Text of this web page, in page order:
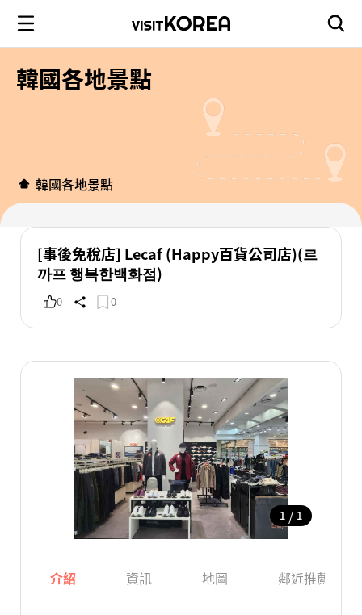
韓國各地景點
韓國各地景點
[事後免稅店] Lecaf (Happy百貨公司店)(르
까프 행복한백화점)
0 0
1 / 1
介紹 資訊 地圖 鄰近推薦景點